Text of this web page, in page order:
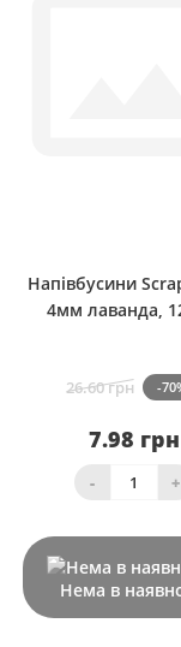
Напівбусини
4мм лаванда,
26.60 грн -
7.98 грн
- +
Нема в